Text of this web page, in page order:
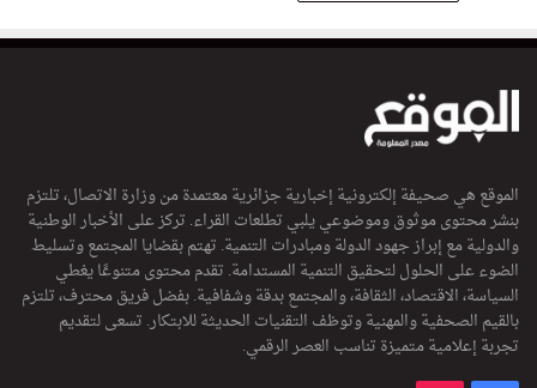
الموقع هي صحيفة إلكترونية إخبارية جزائرية معتمدة من وزارة الاتصال، تلتزم
بنشر محتوى موثوق وموضوعي يلبي تطلعات القراء. تركز على الأخبار الوطنية
والدولية مع إبراز جهود الدولة ومبادرات التنمية. تهتم بقضايا المجتمع وتسليط
الضوء على الحلول لتحقيق التنمية المستدامة. تقدم محتوى متنوعًا يغطي
السياسة، الاقتصاد، الثقافة، والمجتمع بدقة وشفافية. بفضل فريق محترف، تلتزم
بالقيم الصحفية والمهنية وتوظف التقنيات الحديثة للابتكار. تسعى لتقديم
تجربة إعلامية متميزة تناسب العصر الرقمي.